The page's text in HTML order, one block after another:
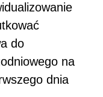
do
na
dnia